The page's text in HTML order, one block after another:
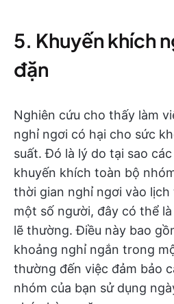
5. Khuyến khích
đặn
Nghiên cứu cho thấy làm
nghỉ ngơi có hại cho sức
suất. Đó là lý do tại sao
khuyến khích toàn bộ
thời gian nghỉ ngơi vào
một số người, đây có thể
lẽ thường. Điều này bao
khoảng nghỉ ngắn trong
thường đến việc đảm bảo
nhóm của bạn sử dụng